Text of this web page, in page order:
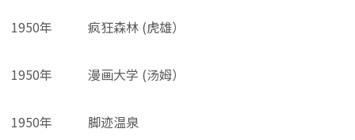
1950年 疯狂森林 (虎雄）
1950年 漫画大学 (汤姆）
1950年 脚迹温泉